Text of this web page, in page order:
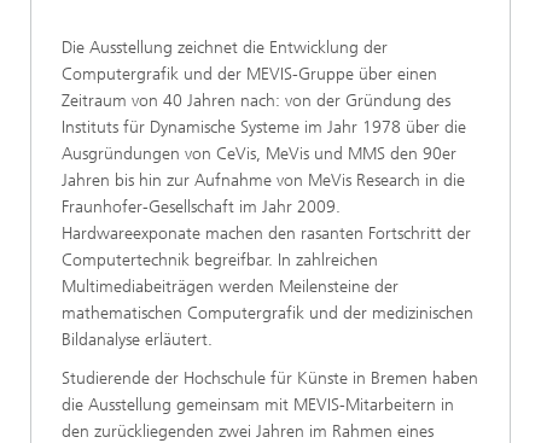
Die Ausstellung zeichnet die Entwicklung der
Computergrafik und der MEVIS-Gruppe über einen
Zeitraum von 40 Jahren nach: von der Gründung des
Instituts für Dynamische Systeme im Jahr 1978 über die
Ausgründungen von CeVis, MeVis und MMS den 90er
Jahren bis hin zur Aufnahme von MeVis Research in die
Fraunhofer-Gesellschaft im Jahr 2009.
Hardwareexponate machen den rasanten Fortschritt der
Computertechnik begreifbar. In zahlreichen
Multimediabeiträgen werden Meilensteine der
mathematischen Computergrafik und der medizinischen
Bildanalyse erläutert.
Studierende der Hochschule für Künste in Bremen haben
die Ausstellung gemeinsam mit MEVIS-Mitarbeitern in
den zurückliegenden zwei Jahren im Rahmen eines